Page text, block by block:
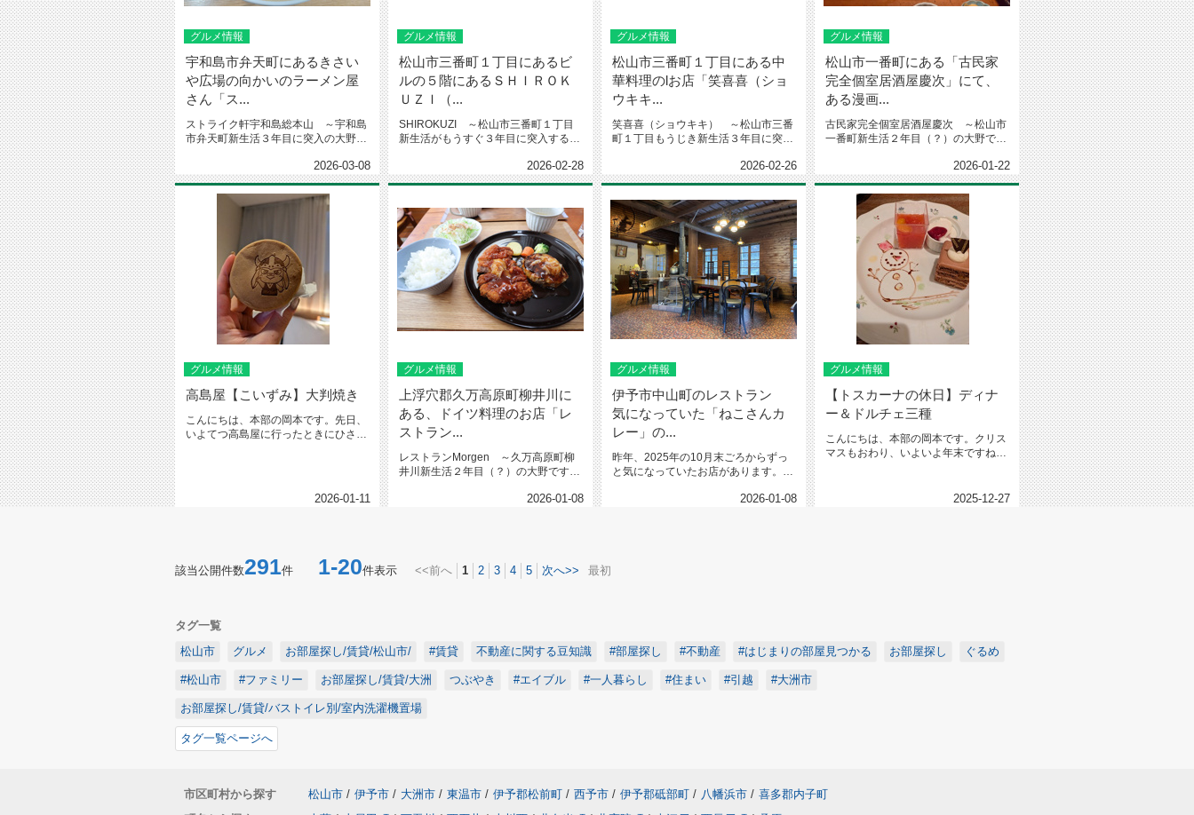
グルメ情報
宇和島市弁天町にあるきさい
や広場の向かいのラーメン屋
さん「ス...
ストライク軒宇和島総本山 ～宇和島
市弁天町新生活３年目に突入の大野で
2026-03-08
グルメ情報
松山市三番町１丁目にあるビ
ルの５階にあるＳＨＩＲＯＫ
ＵＺＩ（...
SHIROKUZI ～松山市三番町１丁目
新生活がもうすぐ３年目に突入する大
2026-02-28
グルメ情報
松山市三番町１丁目にある中
華料理のlお店「笑喜喜（ショ
ウキキ...
笑喜喜（ショウキキ） ～松山市三番
町１丁目もうじき新生活３年目に突入
2026-02-26
グルメ情報
松山市一番町にある「古民家
完全個室居酒屋慶次」にて、
ある漫画...
古民家完全個室居酒屋慶次 ～松山市
一番町新生活２年目（？）の大野で
2026-01-22
グルメ情報
高島屋【こいずみ】大判焼き
こんにちは、本部の岡本です。先日、
いよてつ高島屋に行ったときにひさし
2026-01-11
グルメ情報
上浮穴郡久万高原町柳井川に
ある、ドイツ料理のお店「レ
ストラン...
レストランMorgen ～久万高原町柳
井川新生活２年目（？）の大野です。
2026-01-08
グルメ情報
伊予市中山町のレストラン
気になっていた「ねこさんカ
レー」の...
昨年、2025年の10月末ごろからずっ
と気になっていたお店があります。伊
2026-01-08
グルメ情報
【トスカーナの休日】ディナ
ー＆ドルチェ三種
こんにちは、本部の岡本です。クリス
マスもおわり、いよいよ年末ですね。
2025-12-27
該当公開件数291件 1-20件表示 <<前へ 1 2 3 4 5 次へ>> 最初
タグ一覧
松山市
グルメ お部屋探し/賃貸/松山市/ #賃貸 不動産に関する豆知識 #部屋探し #不動産 #はじまりの部屋見つかる お部屋探し ぐるめ
#松山市 #ファミリー お部屋探し/賃貸/大洲 つぶやき #エイブル #一人暮らし #住まい #引越 #大洲市
お部屋探し/賃貸/バストイレ別/室内洗濯機置場
タグ一覧ページへ
市区町村から探す 松山市 / 伊予市 / 大洲市 / 東温市 / 伊予郡松前町 / 西予市 / 伊予郡砥部町 / 八幡浜市 / 喜多郡内子町